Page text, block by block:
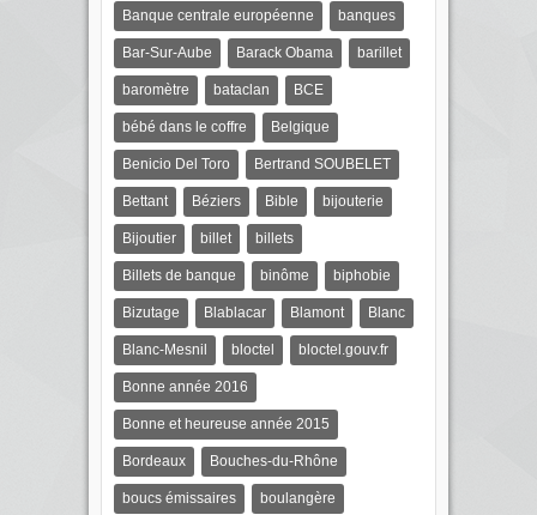
Banque centrale européenne banques
Bar-Sur-Aube Barack Obama barillet
baromètre bataclan BCE
bébé dans le coffre Belgique
Benicio Del Toro Bertrand SOUBELET
Bettant Béziers Bible bijouterie
Bijoutier billet billets
Billets de banque binôme biphobie
Bizutage Blablacar Blamont Blanc
Blanc-Mesnil bloctel bloctel.gouv.fr
Bonne année 2016
Bonne et heureuse année 2015
Bordeaux Bouches-du-Rhône
boucs émissaires boulangère